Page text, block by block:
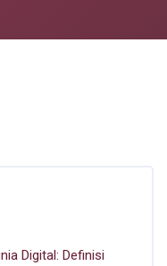
Digital: Definisi